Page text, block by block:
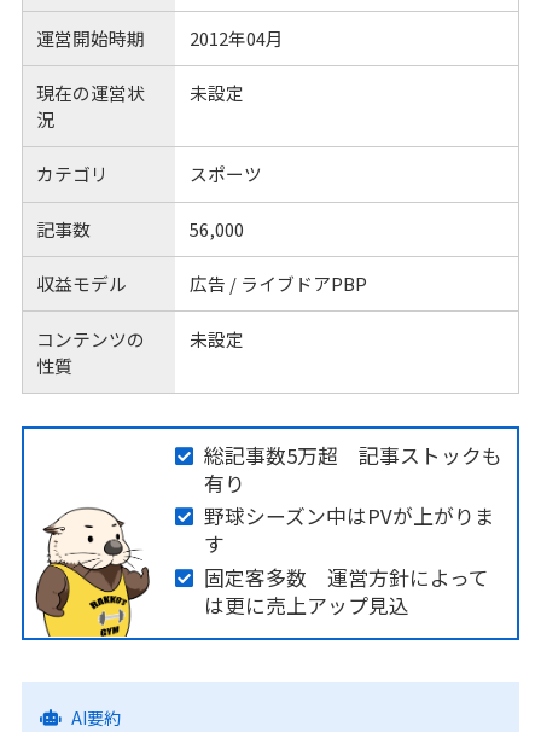
運営開始時期 2012年04月
現在の運営状
況
未設定
カテゴリ スポーツ
記事数 56,000
収益モデル 広告 / ライブドアPBP
コンテンツの
性質
未設定
総記事数5万超 記事ストックも
有り
野球シーズン中はPVが上がりま
す
固定客多数 運営方針によって
は更に売上アップ見込
AI要約